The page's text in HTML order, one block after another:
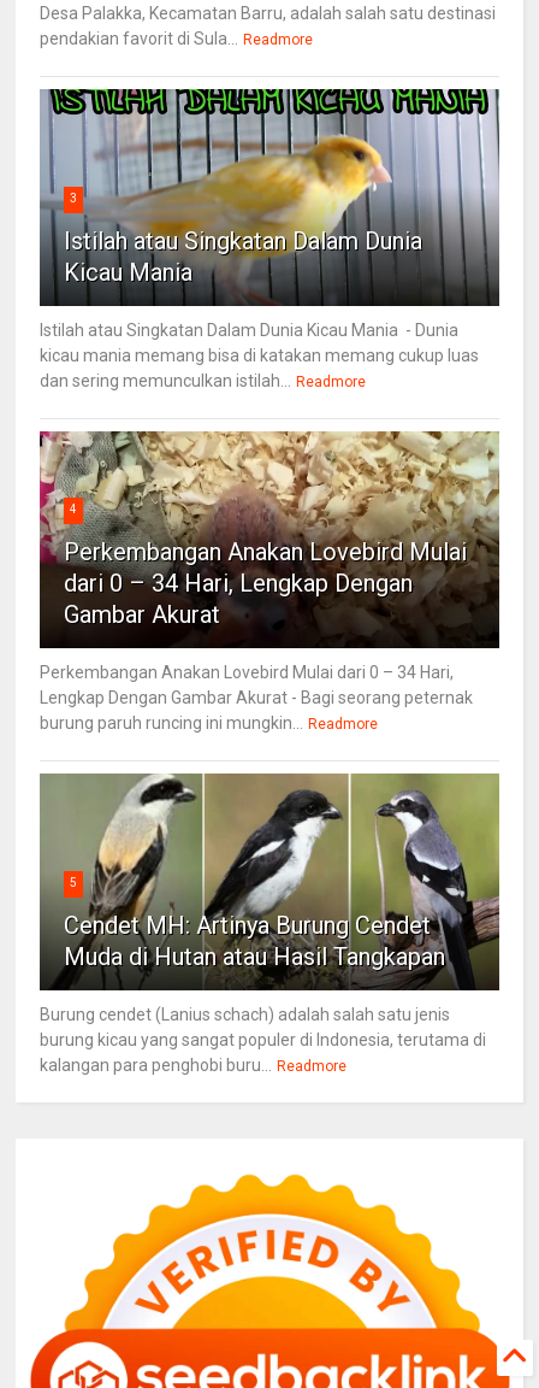
Desa Palakka, Kecamatan Barru, adalah salah satu destinasi
pendakian favorit di Sula... Readmore
3
Istilah atau Singkatan Dalam Dunia
Kicau Mania
Istilah atau Singkatan Dalam Dunia Kicau Mania - Dunia
kicau mania memang bisa di katakan memang cukup luas
dan sering memunculkan istilah... Readmore
4
Perkembangan Anakan Lovebird Mulai
dari 0 – 34 Hari, Lengkap Dengan
Gambar Akurat
Perkembangan Anakan Lovebird Mulai dari 0 – 34 Hari,
Lengkap Dengan Gambar Akurat - Bagi seorang peternak
burung paruh runcing ini mungkin... Readmore
5
Cendet MH: Artinya Burung Cendet
Muda di Hutan atau Hasil Tangkapan
Burung cendet (Lanius schach) adalah salah satu jenis
burung kicau yang sangat populer di Indonesia, terutama di
kalangan para penghobi buru... Readmore